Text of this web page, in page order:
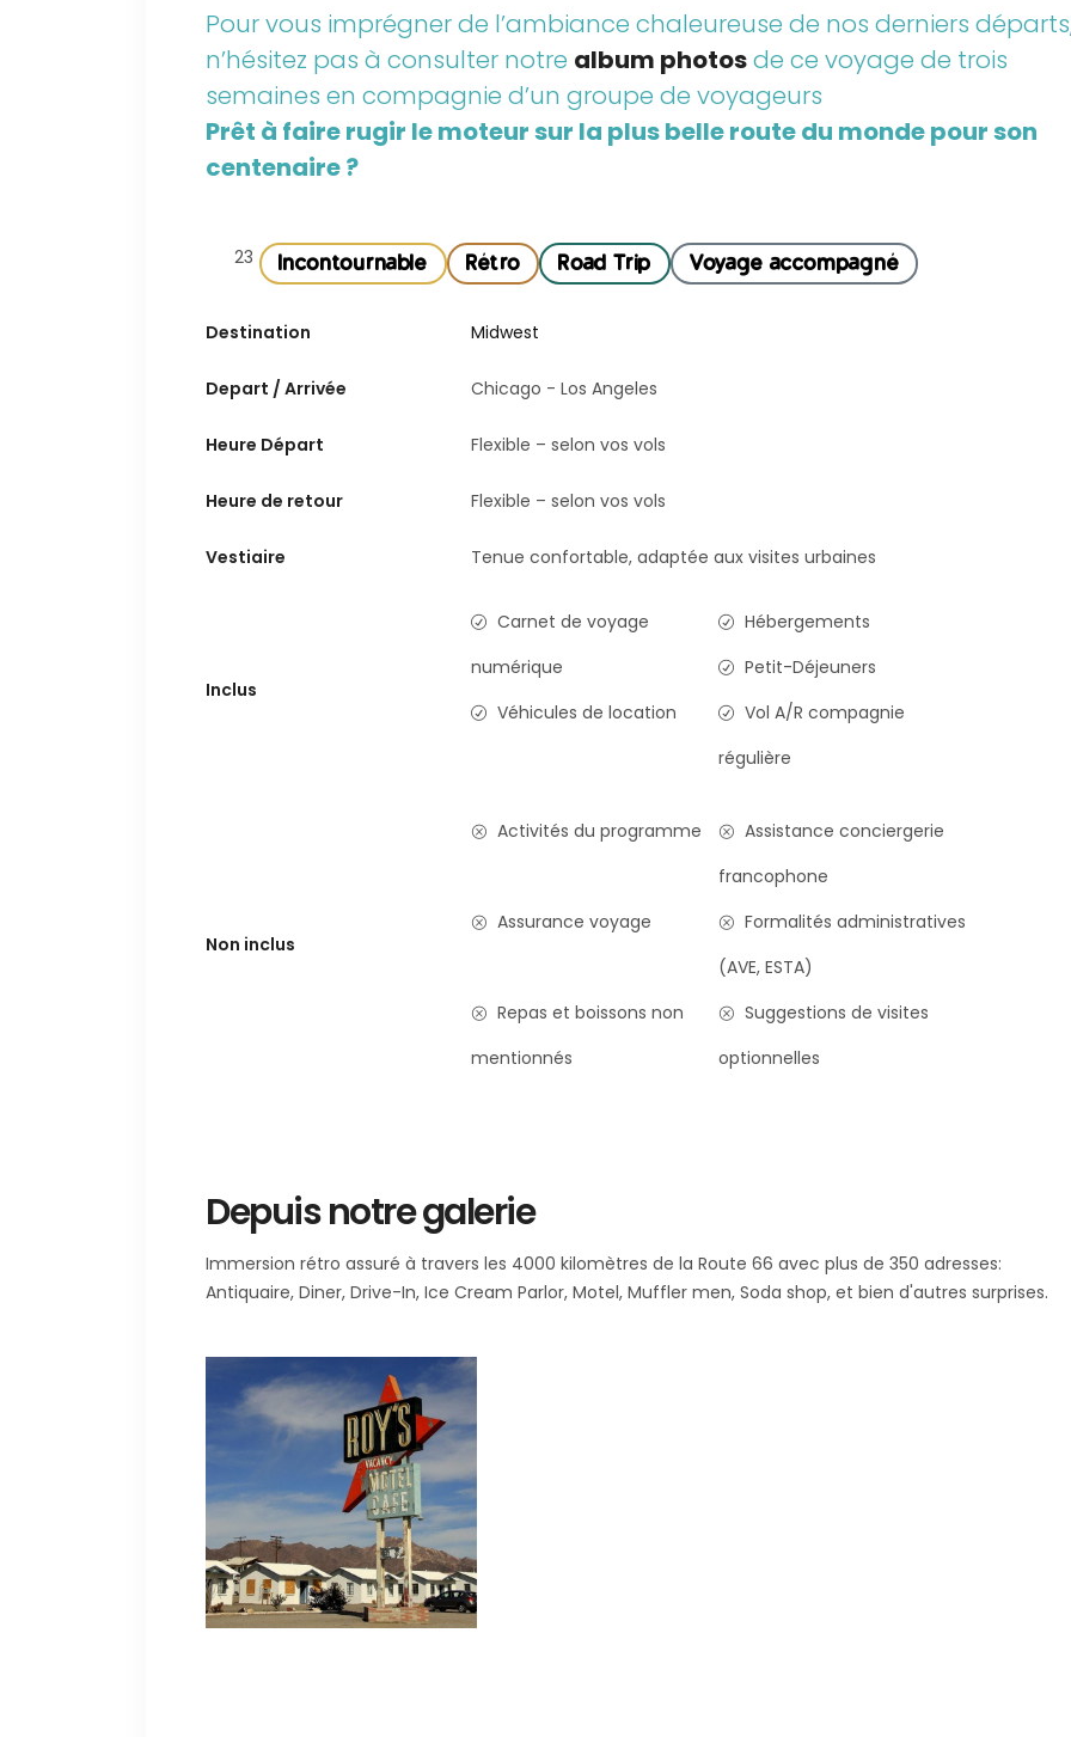
Pour vous imprégner de l’ambiance chaleureuse de nos derniers
n’hésitez pas à consulter notre album photosde ce voyage de trois
semaines en compagnie d’un groupe de voyageurs
Prêt à faire rugir le moteur sur la plus belle route du monde pour son
centenaire ?
23 Incontournable Rétro Road Trip Voyage accompagné
Destination Midwest
Depart / Arrivée Chicago - Los Angeles
Heure Départ Flexible – selon vos vols
Heure de retour Flexible – selon vos vols
Vestiaire Tenue confortable, adaptée aux visites urbaines
Inclus
Carnet de voyage
numérique
Hébergements
Petit-Déjeuners
Véhicules de location
Vol A/R compagnie
régulière
Non inclus
Activités du programme
Assistance conciergerie
francophone
Assurance voyage
Formalités administratives
(AVE, ESTA)
Repas et boissons non
mentionnés
Suggestions de visites
optionnelles
Depuis notre galerie
Immersion rétro assuré à travers les 4000 kilomètres de la Route 66 avec plus de 350 adresses:
Antiquaire, Diner, Drive-In, Ice Cream Parlor, Motel, Muffler men, Soda shop, et bien d'autres surprises.